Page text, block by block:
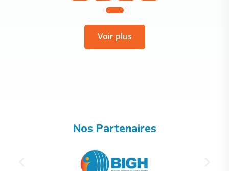
Voir plus
Nos Partenaires